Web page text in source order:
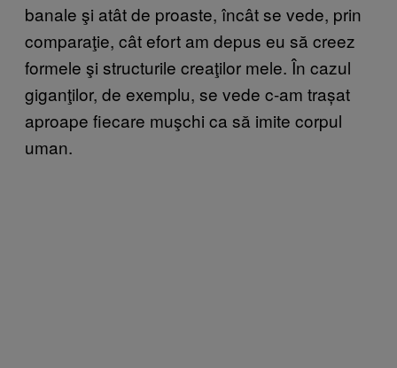
banale şi atât de proaste, încât se vede, prin
comparaţie, cât efort am depus eu să creez
formele şi structurile creaţilor mele. În cazul
giganţilor, de exemplu, se vede c-am trașat
aproape fiecare muşchi ca să imite corpul
uman.